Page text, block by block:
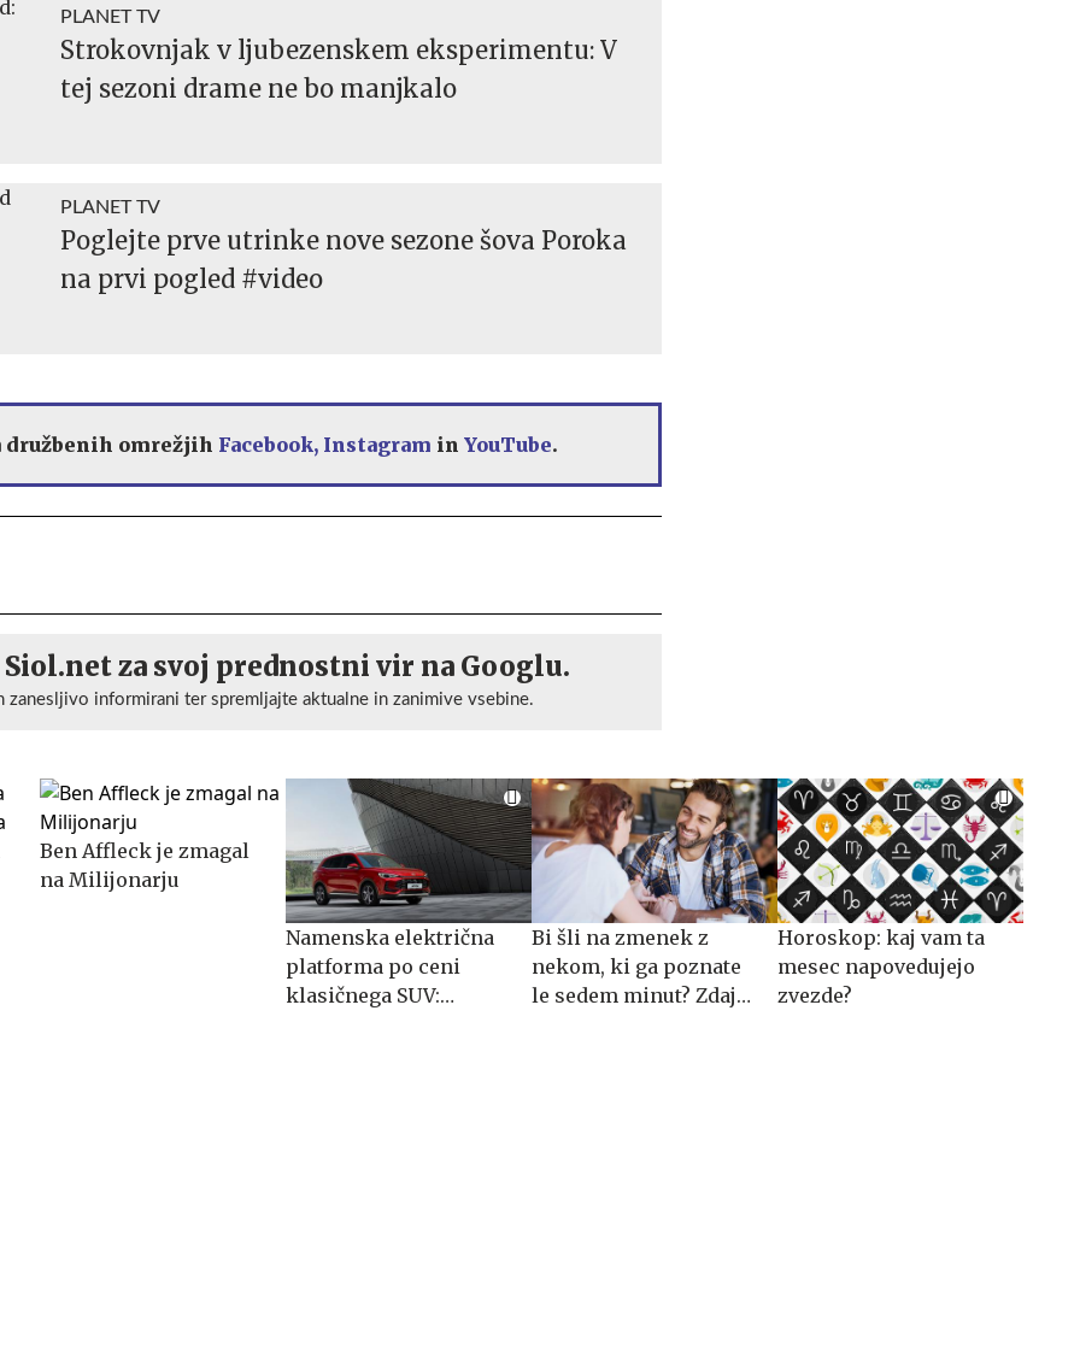
PLANET TV
Strokovnjak v ljubezenskem eksperimentu: V
tej sezoni drame ne bo manjkalo
PLANET TV
Poglejte prve utrinke nove sezone šova Poroka
na prvi pogled #video
družbenih omrežjih Facebook, Instagram in YouTube.
za svoj prednostni vir na Googlu.
zanesljivo informirani ter spremljajte aktualne in zanimive vsebine.
Ben Affleck je zmagal
na Milijonarju
Namenska električna
platforma po ceni
klasičnega SUV:
Bi šli na zmenek z
nekom, ki ga poznate
le sedem minut? Zdaj
Horoskop: kaj vam ta
mesec napovedujejo
zvezde?